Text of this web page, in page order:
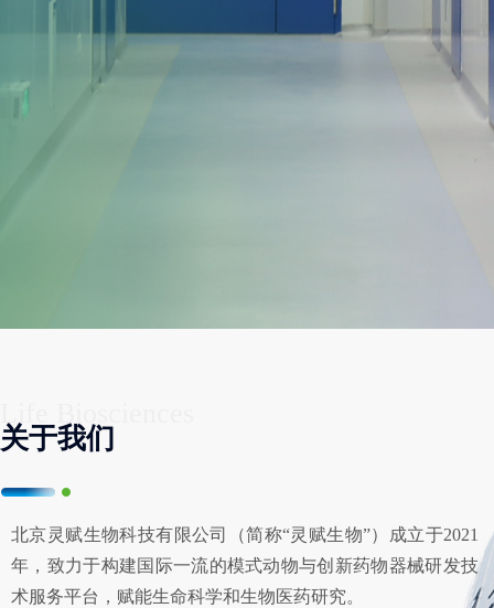
北京灵赋生物科技有限公司（简称“灵赋生物”）成立于2021
年，致力于构建国际一流的模式动物与创新药物器械研发技
术服务平台，赋能生命科学和生物医药研究。
关于我们